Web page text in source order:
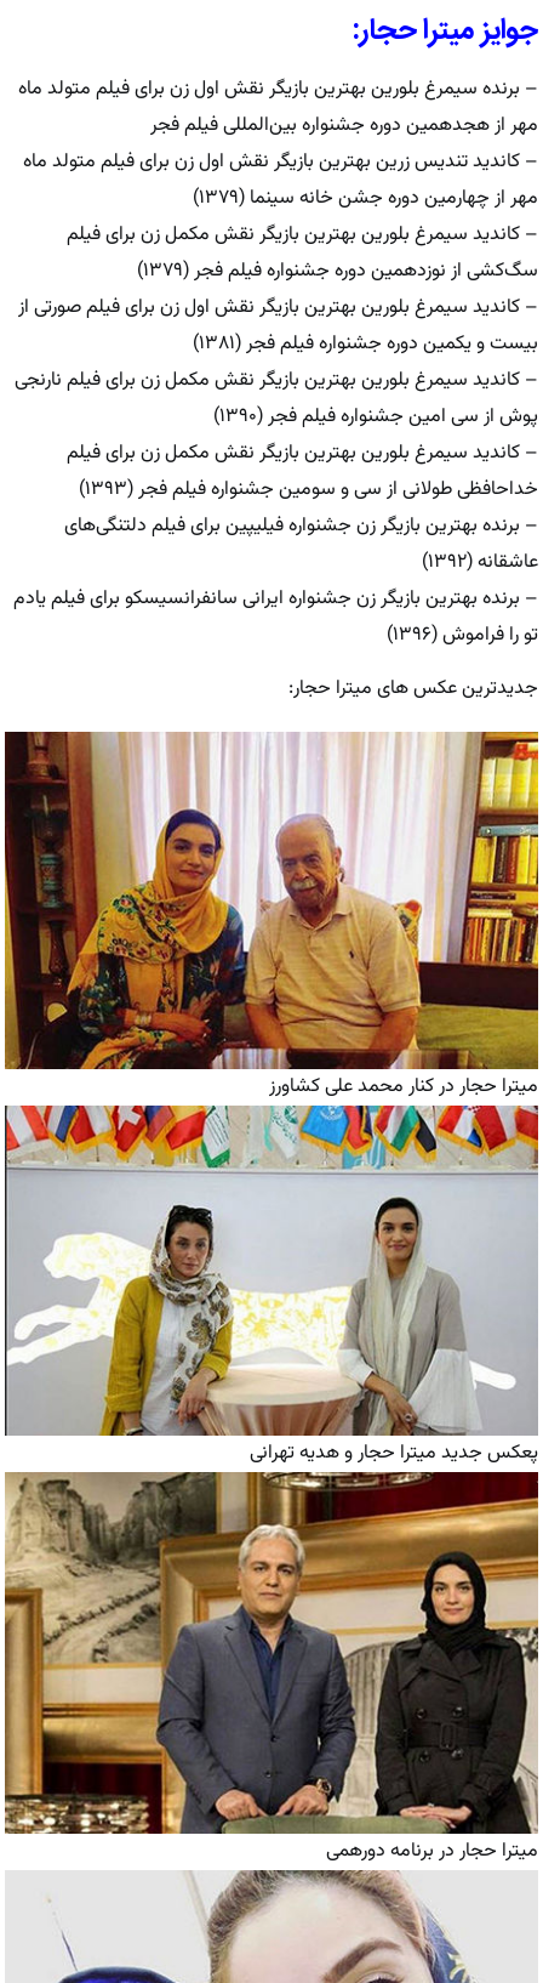
جوایز میترا حجار:
– برنده سیمرغ بلورین بهترین بازیگر نقش اول زن برای فیلم متولد ماه
مهر از هجدهمین دوره جشنواره بین‌المللی فیلم فجر
– کاندید تندیس زرین بهترین بازیگر نقش اول زن برای فیلم متولد ماه
مهر از چهارمین دوره جشن خانه سینما (۱۳۷۹)
– کاندید سیمرغ بلورین بهترین بازیگر نقش مکمل زن برای فیلم
سگ‌کشی از نوزدهمین دوره جشنواره فیلم فجر (۱۳۷۹)
– کاندید سیمرغ بلورین بهترین بازیگر نقش اول زن برای فیلم صورتی از
بیست و یکمین دوره جشنواره فیلم فجر (۱۳۸۱)
– کاندید سیمرغ بلورین بهترین بازیگر نقش مکمل زن برای فیلم نارنجی
پوش از سی امین جشنواره فیلم فجر (۱۳۹۰)
– کاندید سیمرغ بلورین بهترین بازیگر نقش مکمل زن برای فیلم
خداحافظی طولانی از سی و سومین جشنواره فیلم فجر (۱۳۹۳)
– برنده بهترین بازیگر زن جشنواره فیلیپین برای فیلم دلتنگی‌های
عاشقانه (۱۳۹۲)
– برنده بهترین بازیگر زن جشنواره ایرانی سانفرانسیسکو برای فیلم یادم
تو را فراموش (۱۳۹۶)
جدیدترین عکس های میترا حجار:
میترا حجار در کنار محمد علی کشاورز
پعکس جدید میترا حجار و هدیه تهرانی
میترا حجار در برنامه دورهمی